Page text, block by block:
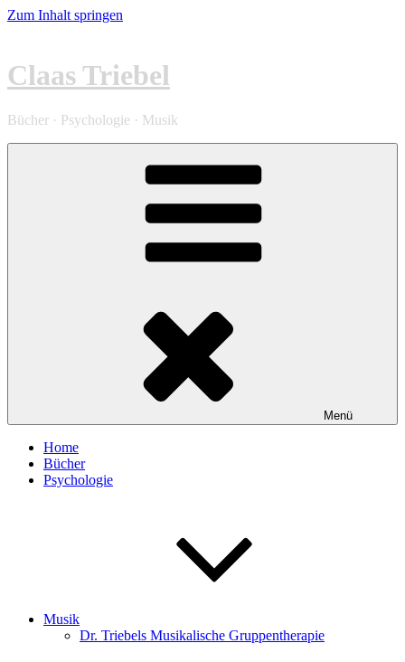
Zum Inhalt springen
Claas Triebel
Bücher · Psychologie · Musik
Menü
Home
Bücher
Psychologie
Musik
Dr. Triebels Musikalische Gruppentherapie